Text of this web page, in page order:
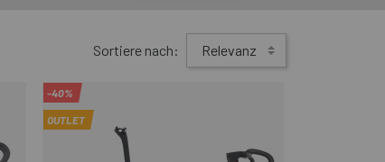
Sortiere nach: Relevanz
-40%
OUTLET